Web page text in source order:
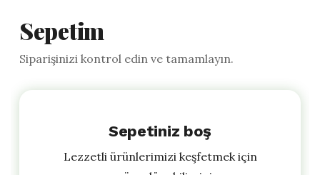
Sepetim
Siparişinizi kontrol edin ve tamamlayın.
Sepetiniz boş
Lezzetli ürünlerimizi keşfetmek için